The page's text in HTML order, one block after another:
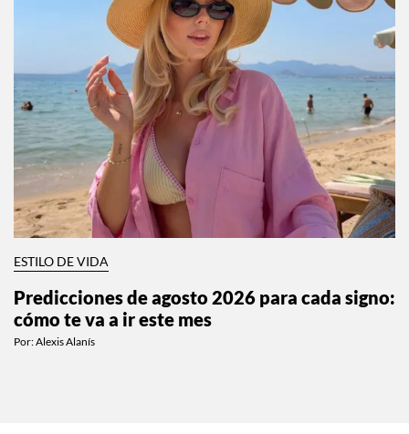
ESTILO DE VIDA
Predicciones de agosto 2026 para cada signo:
cómo te va a ir este mes
Por:Alexis Alanís